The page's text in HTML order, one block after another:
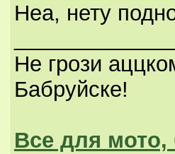
Неа, нету
Не грози
Бабруйске!
Все для мото,